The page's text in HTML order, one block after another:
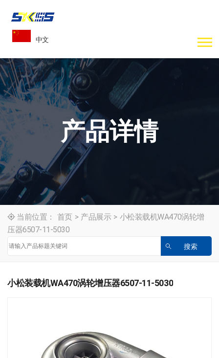
中文
产品详情
当前位置： 首页 > 产品展示 > 小松装载机WA470涡轮增
压器6507-11-5030
小松装载机WA470涡轮增压器6507-11-5030